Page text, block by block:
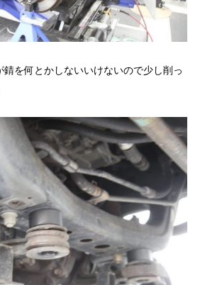
を何とかしないいけないので少し削っ